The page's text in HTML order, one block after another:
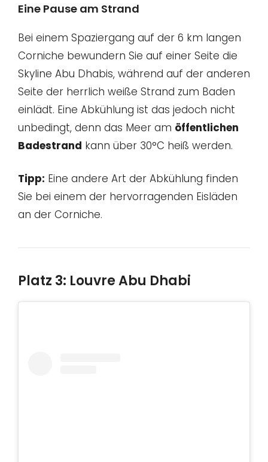
Eine Pause am Strand
Bei einem Spaziergang auf der 6 km langen
Corniche bewundern Sie auf einer Seite die
Skyline Abu Dhabis, während auf der anderen
Seite der herrlich weiße Strand zum Baden
einlädt. Eine Abkühlung ist das jedoch nicht
unbedingt, denn das Meer am öffentlichen
Badestrand kann über 30°C heiß werden.
Tipp: Eine andere Art der Abkühlung finden
Sie bei einem der hervorragenden Eisläden
an der Corniche.
Platz 3: Louvre Abu Dhabi